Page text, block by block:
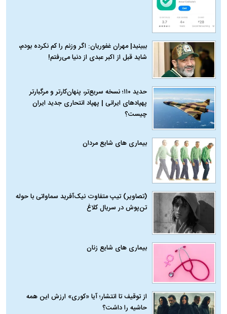
ببینید| مهران غفوریان: اگر وزنم را کم نکرده بودم،
شاید قبل از اکبر عبدی از دنیا می‌رفتم!
حدید ۱۱۰؛ نسخه سریع‌تر، پنهان‌کارتر و مرگبارتر
پهپادهای ایرانی | پهپاد انتحاری جدید ایران
چیست؟
بیماری‌ های شایع مردان
(تصاویر) تیپ متفاوت نیک‌آفرید سماواتی با حوله
تن‌پوش در سریال کلاغ
بیماری‌ های شایع زنان
از توقیف تا انتشار؛ آیا «کوری» ارزش این همه
حاشیه را داشت؟